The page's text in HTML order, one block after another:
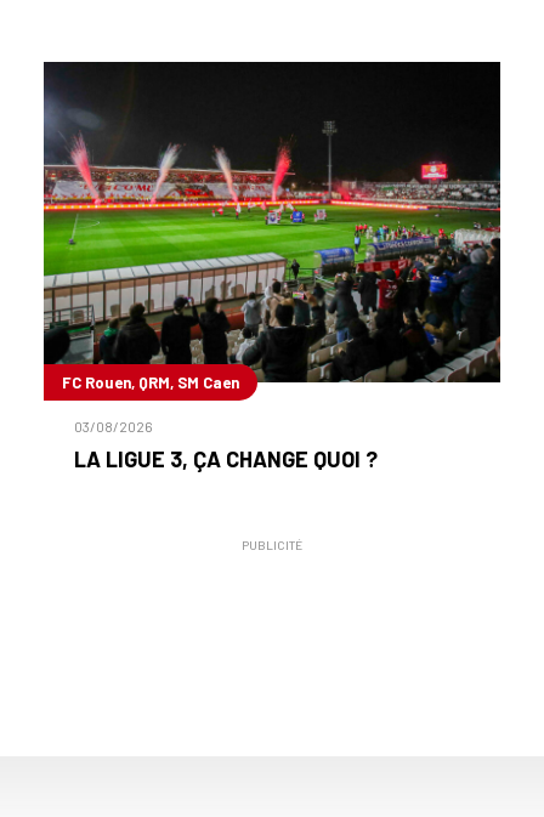
FC Rouen, QRM, SM Caen
03/08/2026
LA LIGUE 3, ÇA CHANGE QUOI ?
PUBLICITÉ